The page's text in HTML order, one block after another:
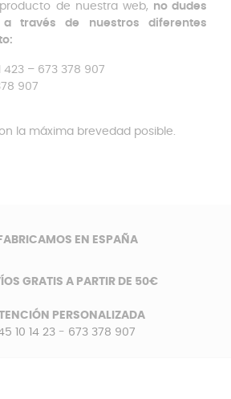
de nuestra web, no dudes
a través de nuestros diferentes
423 – 673 378 907
907
la máxima brevedad posible.
FABRICAMOS EN ESPAÑA
GRATIS A PARTIR DE 50€
PERSONALIZADA
10 14 23- 673 378 907